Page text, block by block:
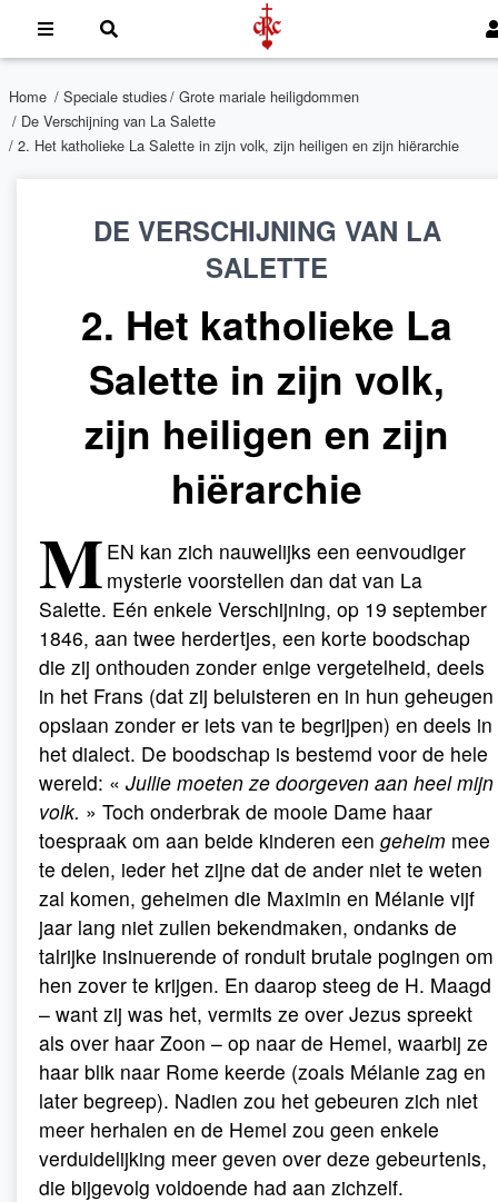
Home / Speciale studies/ Grote mariale heiligdommen
/ De Verschijning van La Salette
/ 2. Het katholieke La Salette in zijn volk, zijn heiligen en zijn hiërarchie
DE VERSCHIJNING VAN LA
SALETTE
2. Het katholieke La
Salette in zijn volk,
zijn heiligen en zijn
hiërarchie
M EN kan zich nauwelijks een eenvoudiger
mysterie voorstellen dan dat van La
Salette. Eén enkele Verschijning, op 19 september
1846, aan twee herdertjes, een korte boodschap
die zij onthouden zonder enige vergetelheid, deels
in het Frans (dat zij beluisteren en in hun geheugen
opslaan zonder er iets van te begrijpen) en deels in
het dialect. De boodschap is bestemd voor de hele
wereld: « Jullie moeten ze doorgeven aan heel mijn
volk. » Toch onderbrak de mooie Dame haar
toespraak om aan beide kinderen een geheim mee
te delen, ieder het zijne dat de ander niet te weten
zal komen, geheimen die Maximin en Mélanie vijf
jaar lang niet zullen bekendmaken, ondanks de
talrijke insinuerende of ronduit brutale pogingen om
hen zover te krijgen. En daarop steeg de H. Maagd
– want zij was het, vermits ze over Jezus spreekt
als over haar Zoon – op naar de Hemel, waarbij ze
haar blik naar Rome keerde (zoals Mélanie zag en
later begreep). Nadien zou het gebeuren zich niet
meer herhalen en de Hemel zou geen enkele
verduidelijking meer geven over deze gebeurtenis,
die bijgevolg voldoende had aan zichzelf.